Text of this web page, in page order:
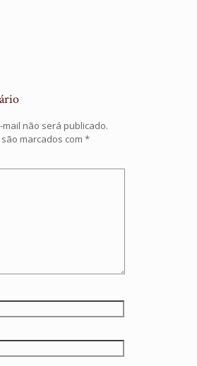
não será publicado.
marcados com *